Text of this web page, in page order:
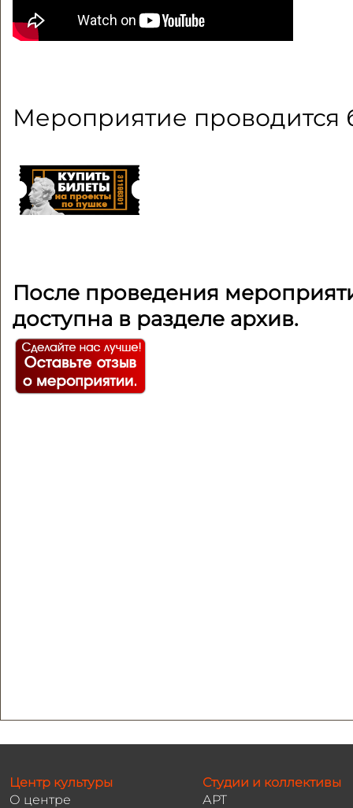
Мероприятие проводится
После проведения
доступна в разделе архив.
Центр культуры
О центре
Студии и коллективы
АРТ